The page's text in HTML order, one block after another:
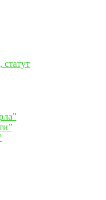
статут